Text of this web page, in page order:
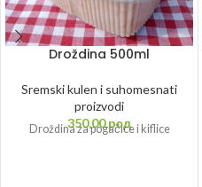
Droždina 500ml
Sremski kulen i suhomesnati
proizvodi
350,00рсд
Droždina za pogačice i kiflice